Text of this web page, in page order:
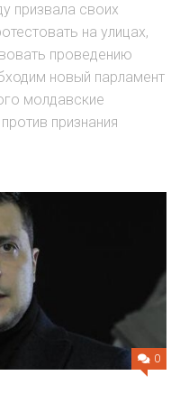
призвала своих
на улицах,
проведению
новый парламент
молдавские
признания
0